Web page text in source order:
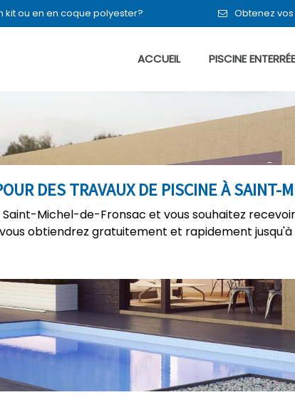
kit ou en en coque polyester? Obtenez
ACCUEIL PISCINE ENTERRÉE
DES TRAVAUX DE PISCINE À SAINT-
Michel-de-Fronsac et vous souhaitez
obtiendrez gratuitement et rapidement jusqu'à